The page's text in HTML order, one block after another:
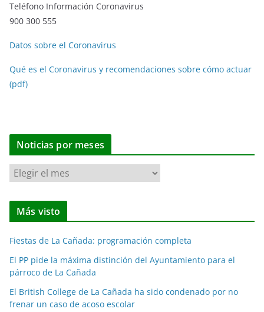
Teléfono Información Coronavirus
900 300 555
Datos sobre el Coronavirus
Qué es el Coronavirus y recomendaciones sobre cómo actuar
(pdf)
Noticias por meses
N
t
i
a
s
p
o
Más visto
Fiestas de La Cañada: programación completa
El PP pide la máxima distinción del Ayuntamiento para el
párroco de La Cañada
El British College de La Cañada ha sido condenado por no
frenar un caso de acoso escolar